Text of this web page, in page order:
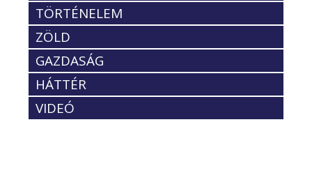
TÖRTÉNELEM
ZÖLD
GAZDASÁG
HÁTTÉR
VIDEÓ